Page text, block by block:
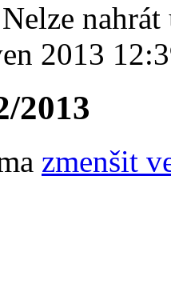
2013
2013
zmenšit